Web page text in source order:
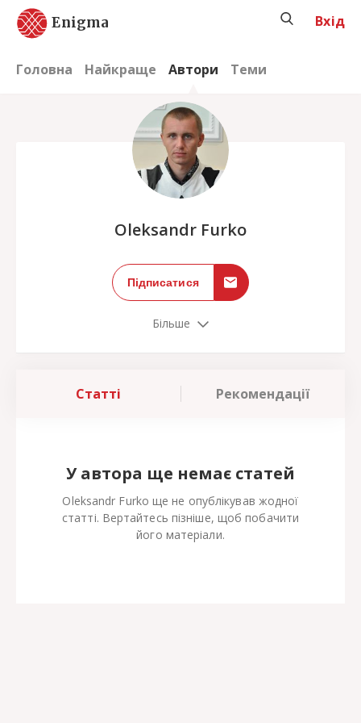
Enigma
Головна Найкраще Автори Теми
Вхід
Oleksandr Furko
Підписатися
Більше
Статті Рекомендації
У автора ще немає статей
Oleksandr Furko ще не опублікував жодної
статті. Вертайтесь пізніше, щоб побачити
його матеріали.